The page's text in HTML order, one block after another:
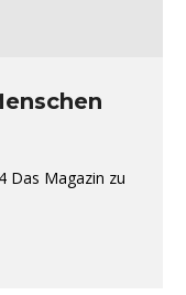
Das Magazin zu